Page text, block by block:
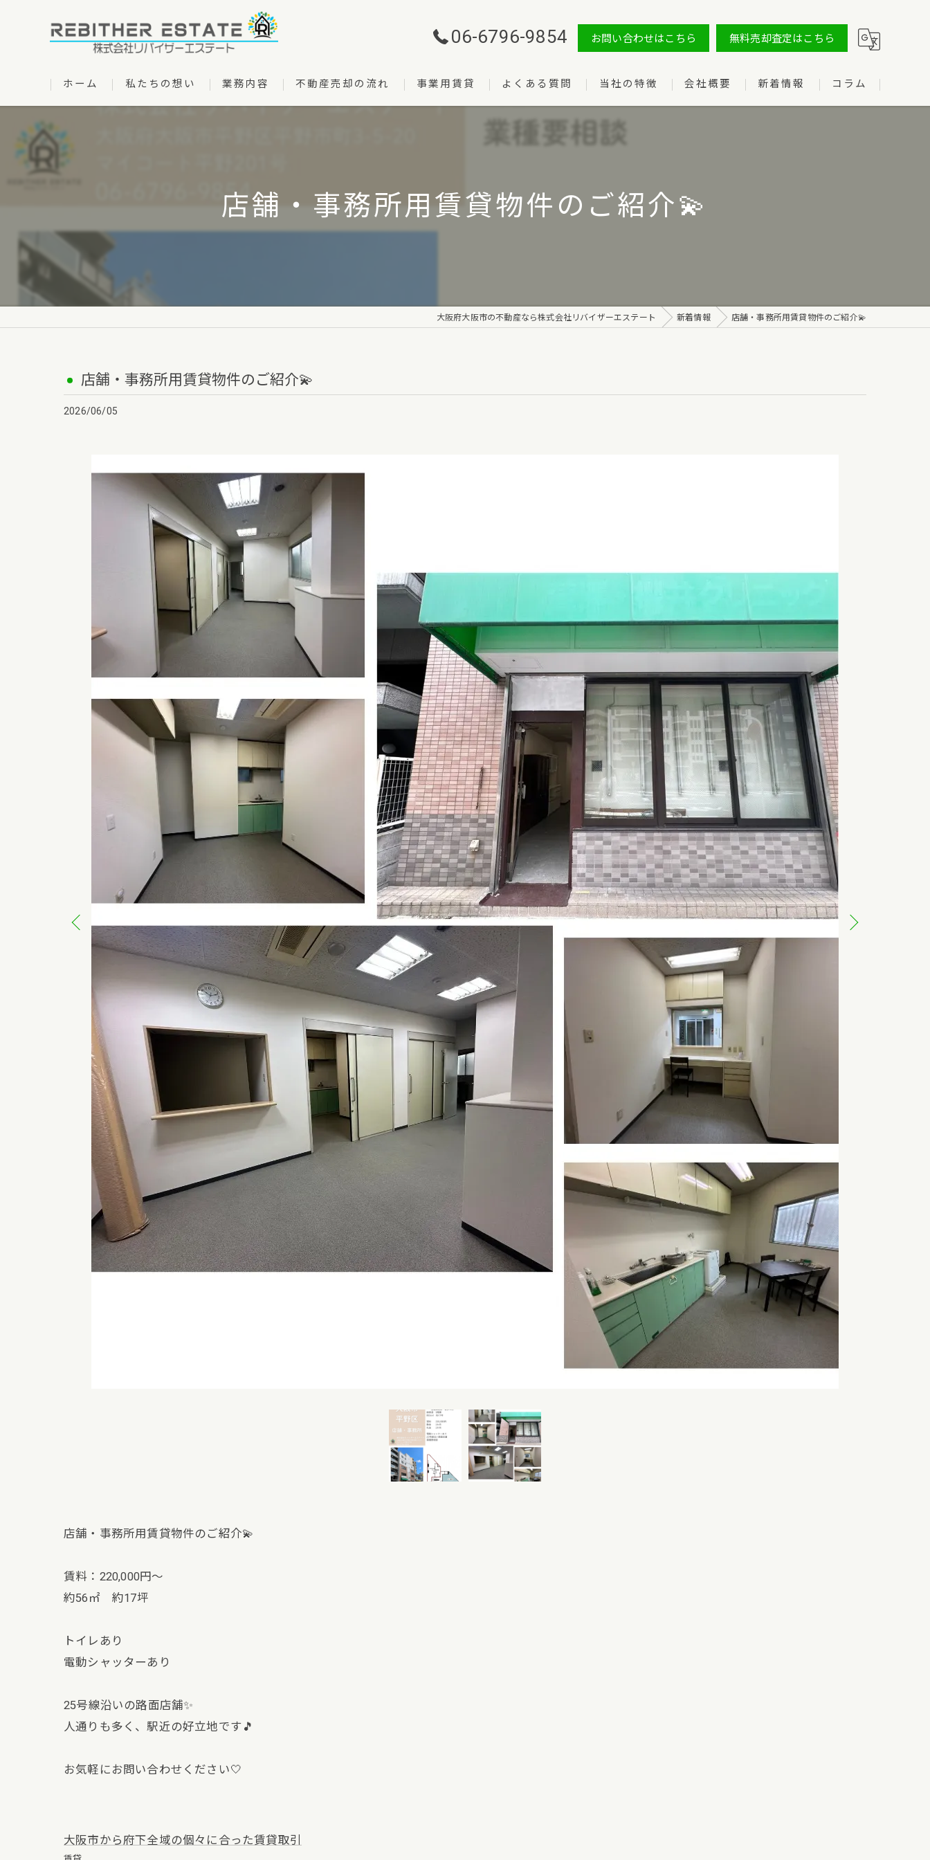
06-6796-9854 お問い合わせはこちら 無料売却査定はこちら
ホーム 私たちの想い 業務内容 不動産売却の流れ 事業用賃貸 よくある質問 当社の特徴
管理
会社概要 新着情報 コラム
店舗・事務所用賃貸物件のご紹介💫
大阪府大阪市の不動産なら株式会社リバイザーエステート 新着情報 店舗・事務所用賃貸物件のご紹介💫
店舗・事務所用賃貸物件のご紹介💫
2026/06/05
店舗・事務所用賃貸物件のご紹介💫
賃料：220,000円〜
約56㎡ 約17坪
トイレあり
電動シャッターあり
25号線沿いの路面店舗✨
人通りも多く、駅近の好立地です🎵
お気軽にお問い合わせください🤍
大阪市から府下全域の個々に合った賃貸取引